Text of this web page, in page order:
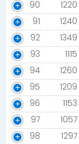
90
1220
91
1240
92
1349
93
1115
94
1260
95
1209
96
1153
97
1057
98
1297